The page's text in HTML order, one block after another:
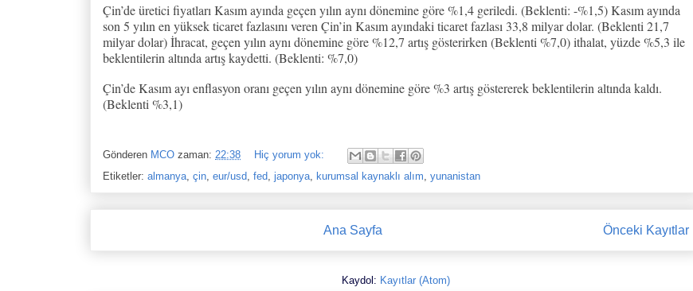
Çin’de üretici fiyatları Kasım ayında geçen yılın aynı dönemine göre %1,4 geriledi. (Beklenti: -%1,5) Kasım ayında
son 5 yılın en yüksek ticaret fazlasını veren Çin’in Kasım ayındaki ticaret fazlası 33,8 milyar dolar. (Beklenti 21,7
milyar dolar) İhracat, geçen yılın aynı dönemine göre %12,7 artış gösterirken (Beklenti %7,0) ithalat, yüzde %5,3 ile
beklentilerin altında artış kaydetti. (Beklenti: %7,0)
Çin’de Kasım ayı enflasyon oranı geçen yılın aynı dönemine göre %3 artış göstererek beklentilerin altında kaldı.
(Beklenti %3,1)
Gönderen MCO zaman: 22:38
Hiç yorum yok:
Etiketler: almanya çin eur/usd fed japonya kurumsal kaynaklı alım yunanistan
Önceki Kayıtlar
Ana Sayfa
Kaydol: Kayıtlar (Atom)